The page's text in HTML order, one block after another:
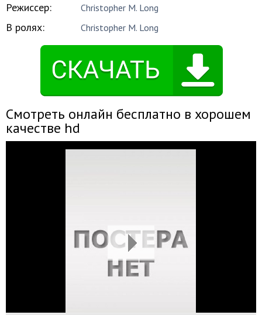
Режиссер: Christopher M. Long
В ролях: Christopher M. Long
Смотреть онлайн бесплатно в хорошем
качестве hd